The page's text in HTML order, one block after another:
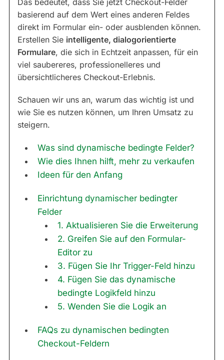
Das bedeutet, dass Sie jetzt Checkout-Felder
basierend auf dem Wert eines anderen Feldes
direkt im Formular ein- oder ausblenden können.
Erstellen Sie intelligente, dialogorientierte
Formulare, die sich in Echtzeit anpassen, für ein
viel saubereres, professionelleres und
übersichtlicheres Checkout-Erlebnis.
Schauen wir uns an, warum das wichtig ist und
wie Sie es nutzen können, um Ihren Umsatz zu
steigern.
Was sind dynamische bedingte Felder?
Wie dies Ihnen hilft, mehr zu verkaufen
Ideen für den Anfang
Einrichtung dynamischer bedingter
Felder
1. Aktualisieren Sie die Erweiterung
2. Greifen Sie auf den Formular-
Editor zu
3. Fügen Sie Ihr Trigger-Feld hinzu
4. Fügen Sie das dynamische
bedingte Logikfeld hinzu
5. Wenden Sie die Logik an
FAQs zu dynamischen bedingten
Checkout-Feldern